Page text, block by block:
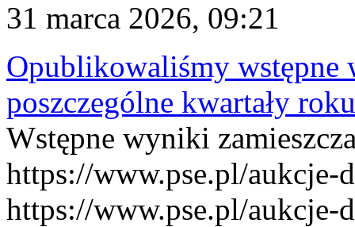
31 marca 2026, 09:21
Opublikowaliśmy
poszczególne kwartały
Wstępne wyniki
https://www.pse.pl/aukcje-
https://www.pse.pl/aukcje-